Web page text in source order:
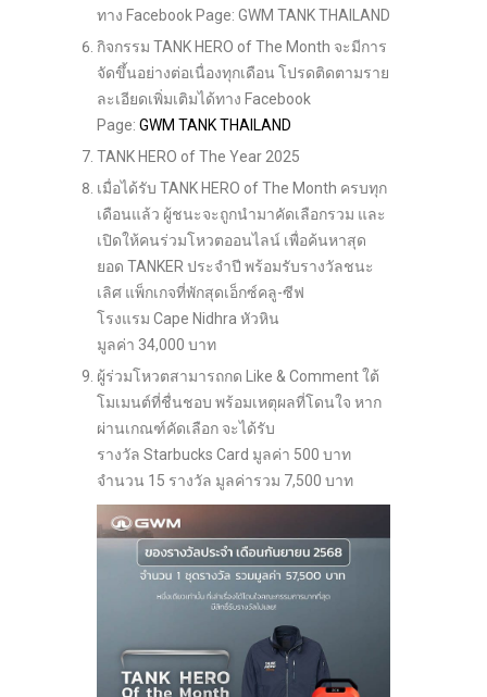
ทาง Facebook Page: GWM TANK THAILAND
กิจกรรม TANK HERO of The Month จะมีการ
จัดขึ้นอย่างต่อเนื่องทุกเดือน โปรดติดตามราย
ละเอียดเพิ่มเติมได้ทาง Facebook
Page: GWM TANK THAILAND
TANK HERO of The Year 2025
เมื่อได้รับ TANK HERO of The Month ครบทุก
เดือนแล้ว ผู้ชนะจะถูกนำมาคัดเลือกรวม และ
เปิดให้คนร่วมโหวตออนไลน์ เพื่อค้นหาสุด
ยอด TANKER ประจำปี พร้อมรับรางวัลชนะ
เลิศ แพ็กเกจที่พักสุดเอ็กซ์คลู-ซีฟ
โรงแรม Cape Nidhra หัวหิน
มูลค่า 34,000 บาท
ผู้ร่วมโหวตสามารถกด Like & Comment ใต้
โมเมนต์ที่ชื่นชอบ พร้อมเหตุผลที่โดนใจ หาก
ผ่านเกณฑ์คัดเลือก จะได้รับ
รางวัล Starbucks Card มูลค่า 500 บาท
จำนวน 15 รางวัล มูลค่ารวม 7,500 บาท